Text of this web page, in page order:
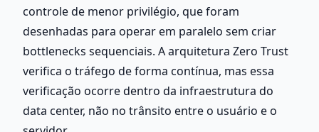
controle de menor privilégio, que foram
desenhadas para operar em paralelo sem criar
bottlenecks sequenciais. A arquitetura Zero Trust
verifica o tráfego de forma contínua, mas essa
verificação ocorre dentro da infraestrutura do
data center, não no trânsito entre o usuário e o